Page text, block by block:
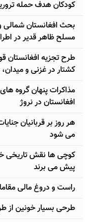
کودکان هدف حمله
بحث افغانستان شمالی
مسلح ظاهر قدیر در
طرح تجزیه افغانستان
کشتار در غزنی و
مذاکرات پنهان گروه
افغانستان در نروژ
هر روز بر قربانیان
می شود
کوچی ها نقش تاریخی
پیش می برند
راست و دروغ مالی
طرحی بسیار خونین از